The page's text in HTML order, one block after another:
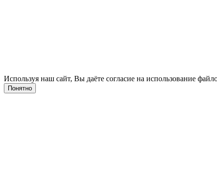
Используя наш сайт, Вы даёте согласие на использование
Понятно